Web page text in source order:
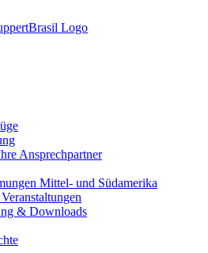
Ansprechpartner
Mittel- und Südamerika
& Downloads